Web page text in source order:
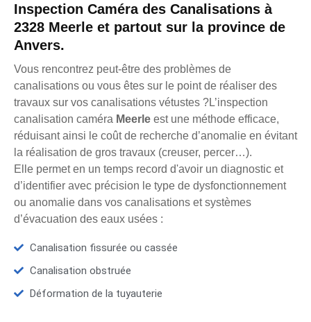
Inspection Caméra des Canalisations à
2328 Meerle et partout sur la province de
Anvers.
Vous rencontrez peut-être des problèmes de
canalisations ou vous êtes sur le point de réaliser des
travaux sur vos canalisations vétustes ?L’inspection
canalisation caméra Meerle est une méthode efficace,
réduisant ainsi le coût de recherche d’anomalie en évitant
la réalisation de gros travaux (creuser, percer…).
Elle permet en un temps record d'avoir un diagnostic et
d’identifier avec précision le type de dysfonctionnement
ou anomalie dans vos canalisations et systèmes
d’évacuation des eaux usées :
Canalisation fissurée ou cassée
Canalisation obstruée
Déformation de la tuyauterie